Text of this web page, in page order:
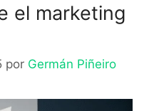
el marketing
por Germán Piñeiro